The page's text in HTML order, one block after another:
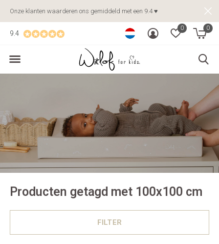
0 0
9.4
Onze klanten waarderen ons gemiddeld met een 9.4 ♥
Producten getagd met 100x100 cm
FILTER